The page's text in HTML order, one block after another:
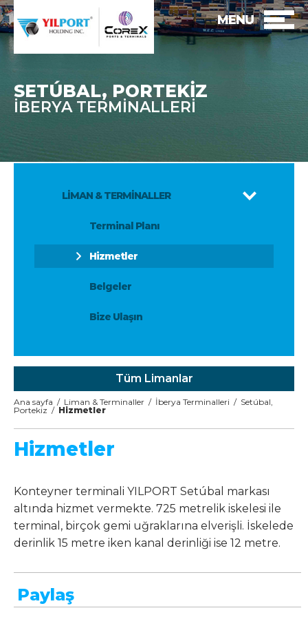
MENU
SETÚBAL, PORTEKİZ
İBERYA TERMİNALLERİ
LİMAN & TERMİNALLER
Terminal Planı
Hizmetler
Belgeler
Bize Ulaşın
Tüm Limanlar
Ana sayfa / Liman & Terminaller / İberya Terminalleri / Setúbal,
Portekiz /Hizmetler
Hizmetler
Konteyner terminali YILPORT Setúbal markası
altında hizmet vermekte. 725 metrelik iskelesi ile
terminal, birçok gemi uğraklarına elverişli. İskelede
derinlik 15 metre iken kanal derinliği ise 12 metre.
Paylaş